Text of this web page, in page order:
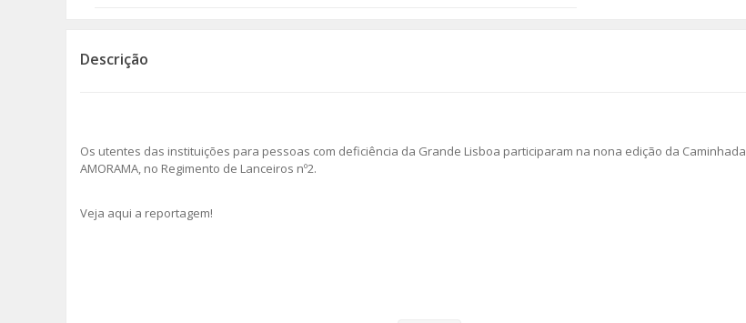
Descrição
Os utentes das instituições para pessoas com deficiência da Grande Lisboa participaram na nona edição da Caminhada
AMORAMA, no Regimento de Lanceiros nº2.
Veja aqui a reportagem!